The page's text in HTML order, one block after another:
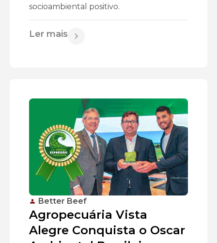
socioambiental positivo.
Ler mais
Better Beef
Agropecuária Vista
Alegre Conquista o Oscar